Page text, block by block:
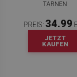
TARNEN
PREIS: 34.99
JETZT
KAUFEN